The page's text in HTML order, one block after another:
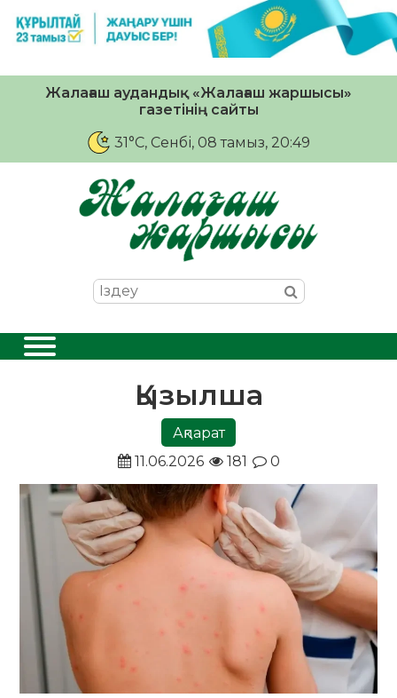
Жалағаш аудандық «Жалағаш жаршысы»
газетінің сайты
31°C, Сенбі, 08 тамыз, 20:49
Қызылша
Ақпарат
11.06.2026
181 0